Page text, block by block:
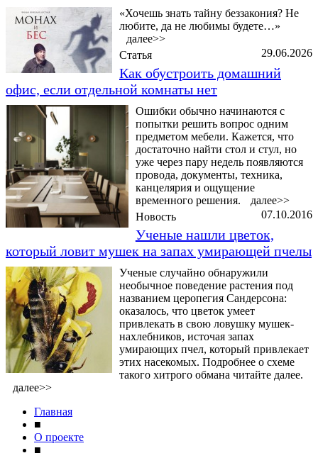
«Хочешь знать тайну беззакония? Не
любите, да не любимы будете…»
далее>>
29.06.2026
Статья
Как обустроить домашний
офис, если отдельной комнаты нет
Ошибки обычно начинаются с
попытки решить вопрос одним
предметом мебели. Кажется, что
достаточно найти стол и стул, но
уже через пару недель появляются
провода, документы, техника,
канцелярия и ощущение
временного решения.
далее>>
07.10.2016
Новость
Ученые нашли цветок,
который ловит мушек на запах умирающей пчелы
Ученые случайно обнаружили
необычное поведение растения под
названием церопегия Сандерсона:
оказалось, что цветок умеет
привлекать в свою ловушку мушек-
нахлебников, источая запах
умирающих пчел, который привлекает
этих насекомых. Подробнее о схеме
такого хитрого обмана читайте далее.
далее>>
Главная
■
О проекте
■